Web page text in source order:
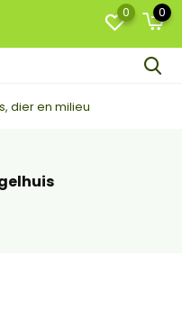
0 0
dier en milieu